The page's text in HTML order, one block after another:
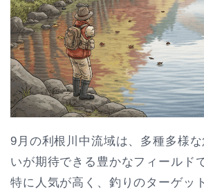
9月の利根川中流域は、多種多様
いが期待できる豊かなフィールド
特に人気が高く、釣りのターゲッ